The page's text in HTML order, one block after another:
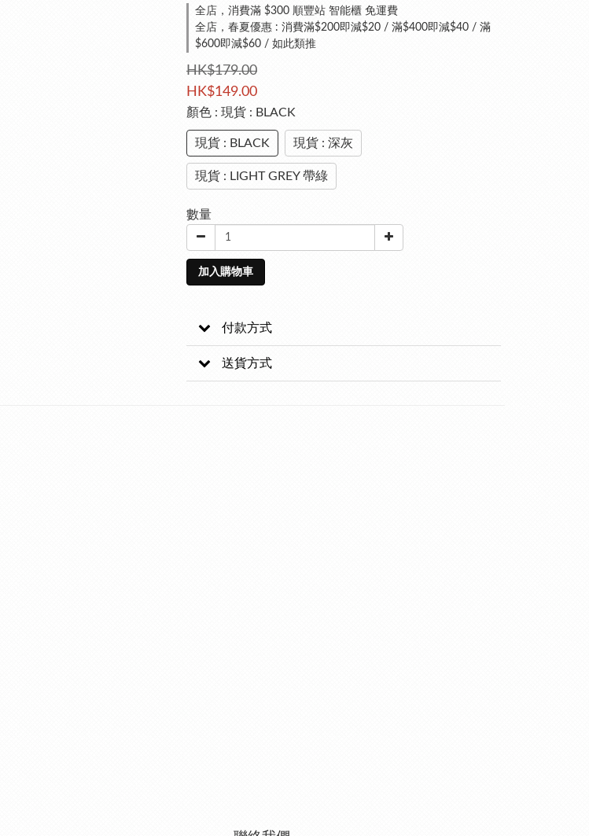
全店，消費滿 $300 順豐站 智能櫃 免運費
全店，春夏優惠 : 消費滿$200即減$20 / 滿$400即減$40 / 滿
$600即減$60 / 如此類推
HK$179.00
HK$149.00
顏色 : 現貨 : BLACK
現貨 : BLACK 現貨 : 深灰
現貨 : LIGHT GREY 帶綠
數量
加入購物車
付款方式
送貨方式